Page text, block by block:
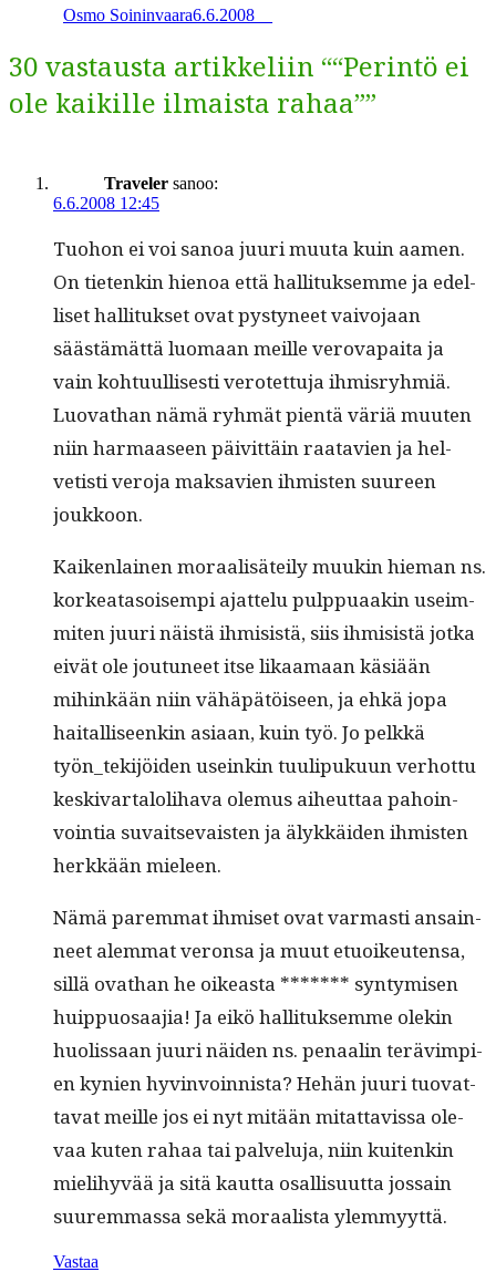
Osmo Soininvaara6.6.2008
30 vastausta artikkeliin ““Perintö ei
ole kaikille ilmaista rahaa””
Traveler sanoo:
6.6.2008 12:45
Tuo­hon ei voi sanoa juuri muu­ta kuin aamen.
On tietenkin hienoa että hal­li­tuk­semme ja edel­
liset hal­li­tuk­set ovat pystyneet vaivo­jaan
säästämät­tä luo­maan meille verova­pai­ta ja
vain kohtu­ullis­es­ti verotet­tu­ja ihmis­ryh­miä.
Luo­vathan nämä ryh­mät pien­tä väriä muuten
niin har­maaseen päivit­täin raatavien ja hel­
vetisti vero­ja mak­savien ihmis­ten suureen
joukkoon.
Kaiken­lainen moraal­isäteily muukin hie­man ns.
korkeata­soisem­pi ajat­telu pulp­puaakin useim­
miten juuri näistä ihmi­sistä, siis ihmi­sistä jot­ka
eivät ole joutuneet itse likaa­maan käsiään
mihinkään niin vähäpätöiseen, ja ehkä jopa
haitalliseenkin asi­aan, kuin työ. Jo pelkkä
työn_tekijöiden useinkin tuulipuku­un ver­hot­tu
keski­var­taloli­ha­va ole­mus aiheut­taa pahoin­
voin­tia suvait­se­vais­ten ja älykkäi­den ihmis­ten
herkkään mieleen.
Nämä parem­mat ihmiset ovat var­masti ansain­
neet alem­mat veron­sa ja muut etuoikeuten­sa,
sil­lä ovathan he oikeas­ta ******* syn­tymisen
huip­pu­osaa­jia! Ja eikö hal­li­tuk­semme olekin
huolis­saan juuri näi­den ns. penaalin terävimpi­
en kynien hyv­in­voin­nista? Hehän juuri tuo­vat­
ta­vat meille jos ei nyt mitään mitat­tavis­sa ole­
vaa kuten rahaa tai palvelu­ja, niin kuitenkin
mieli­hyvää ja sitä kaut­ta osal­lisu­ut­ta jos­sain
suurem­mas­sa sekä moraal­ista ylemmyyttä.
Vastaa